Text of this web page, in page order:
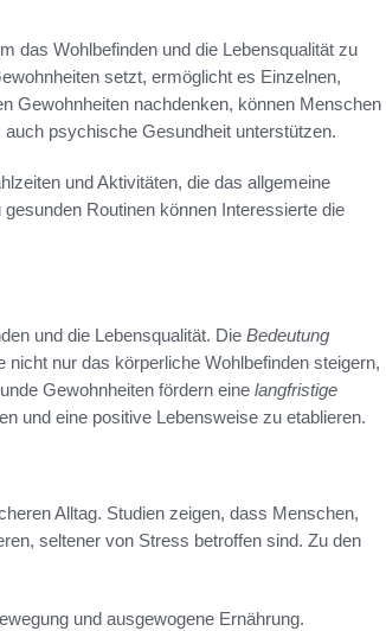
das Wohlbefinden und die Lebensqualität zu
setzt, ermöglicht es Einzelnen,
Gewohnheiten nachdenken, können Menschen
psychische Gesundheit unterstützen.
und Aktivitäten, die das allgemeine
Routinen können Interessierte die
und die Lebensqualität. Die Bedeutung
nur das körperliche Wohlbefinden steigern,
Gewohnheiten fördern eine langfristige
und eine positive Lebensweise zu etablieren.
Alltag. Studien zeigen, dass Menschen,
seltener von Stress betroffen sind. Zu den
und ausgewogene Ernährung.